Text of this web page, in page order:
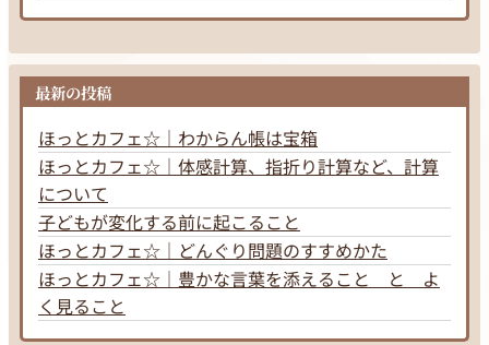
最新の投稿
ほっとカフェ☆｜わからん帳は宝箱
ほっとカフェ☆｜体感計算、指折り計算など、計算
について
子どもが変化する前に起こること
ほっとカフェ☆｜どんぐり問題のすすめかた
ほっとカフェ☆｜豊かな言葉を添えること と よ
く見ること